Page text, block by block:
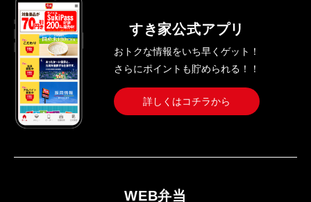
すき家公式アプリ
おトクな情報をいち早くゲット！
さらにポイントも貯められる！！
詳しくはコチラから
WEB弁当